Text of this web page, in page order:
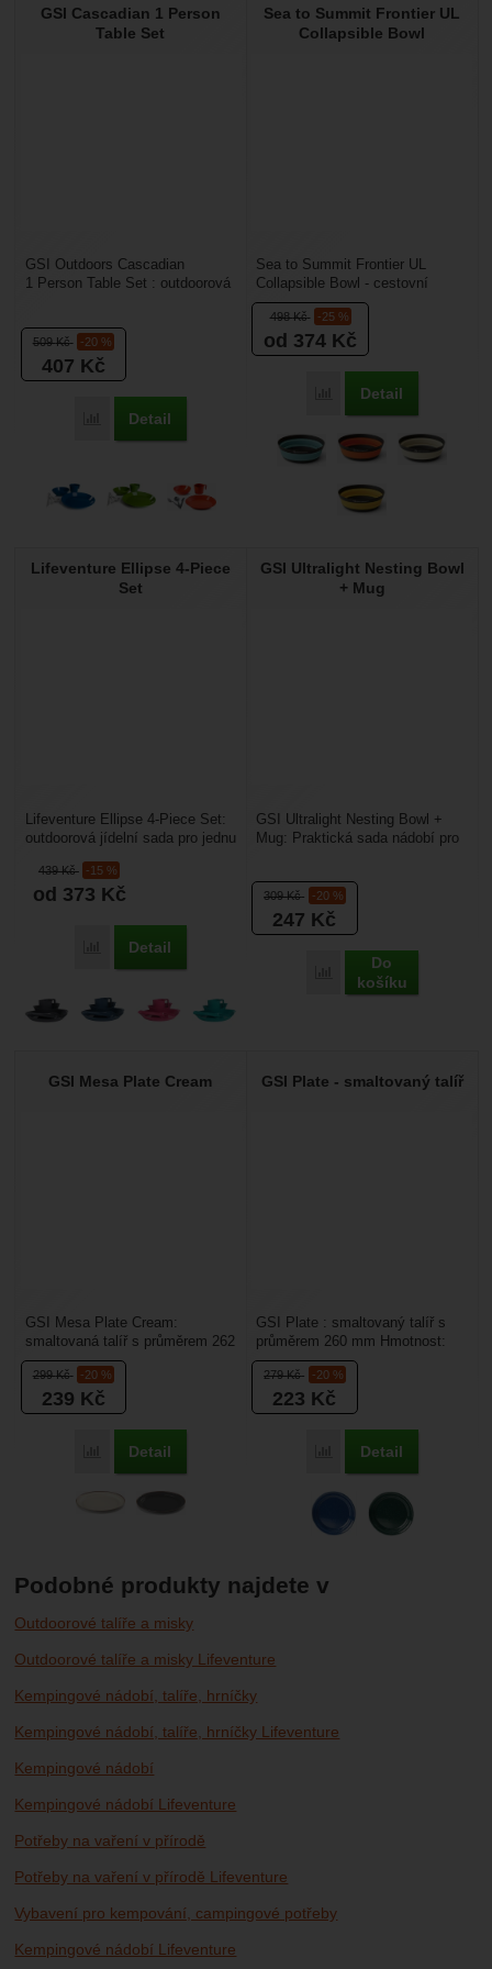
Nebyla přidána žádná recenze.
GSI Cascadian 1 Person
Table Set
509Kč -20 %
407 Kč
Porovnat
Detail
GSI Outdoors Cascadian
1 Person Table Set : outdoorová
Sea to Summit Frontier UL
Collapsible Bowl
498Kč -25 %
od 374 Kč
Porovnat
Detail
Sea to Summit Frontier UL
Collapsible Bowl - cestovní
skládací miska. Je vyrobena z
pružného silikonového...
Lifeventure Ellipse 4-Piece
Set
439Kč -15 %
od 373 Kč
Porovnat
Detail
Lifeventure Ellipse 4-Piece Set:
outdoorová jídelní sada pro jednu
hrnek...
GSI Ultralight Nesting Bowl
+ Mug
309Kč -20 %
247 Kč
Porovnat
Do
košíku
GSI Ultralight Nesting Bowl +
Mug: Praktická sada nádobí pro
GSI Mesa Plate Cream
299Kč -20 %
239 Kč
Porovnat
Detail
GSI Mesa Plate Cream:
smaltovaná talíř s průměrem 262
mm. Kolekce Mesa Cream
nabízí prvotřídní nerez...
GSI Plate - smaltovaný talíř
279Kč -20 %
223 Kč
Porovnat
Detail
GSI Plate : smaltovaný talíř s
průměrem 260 mm Hmotnost:
255 g Rozměr: 259x259x18mm
Materiál: Smaltovaná...
Podobné produkty najdete v
Outdoorové talíře a misky
Outdoorové talíře a misky Lifeventure
Kempingové nádobí, talíře, hrníčky
Kempingové nádobí, talíře, hrníčky Lifeventure
Kempingové nádobí
Kempingové nádobí Lifeventure
Potřeby na vaření v přírodě
Potřeby na vaření v přírodě Lifeventure
Vybavení pro kempování, campingové potřeby
Kempingové nádobí Lifeventure